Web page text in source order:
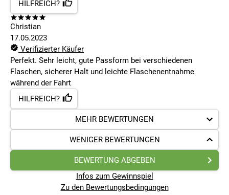
HILFREICH?
Christian
17.05.2023
Verifizierter Käufer
Perfekt. Sehr leicht, gute Passform bei verschiedenen
Flaschen, sicherer Halt und leichte Flaschenentnahme
während der Fahrt
HILFREICH?
MEHR BEWERTUNGEN
WENIGER BEWERTUNGEN
BEWERTUNG ABGEBEN
Infos zum Gewinnspiel
Zu den Bewertungsbedingungen